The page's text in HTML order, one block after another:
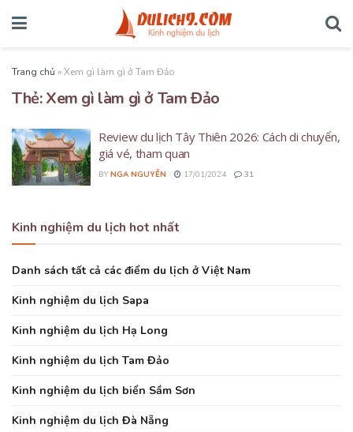
Trang chủ »Xem gì làm gì ở Tam Đảo
Thẻ:Xem gì làm gì ở Tam Đảo
Review du lịch Tây Thiên 2026: Cách di chuyển,
giá vé, tham quan
BY NGA NGUYỄN 17/01/2024 31
Kinh nghiệm du lịch hot nhất
Danh sách tất cả các điểm du lịch ở Việt Nam
Kinh nghiệm du lịch Sapa
Kinh nghiệm du lịch Hạ Long
Kinh nghiệm du lịch Tam Đảo
Kinh nghiệm du lịch biển Sầm Sơn
Kinh nghiệm du lịch Đà Nẵng